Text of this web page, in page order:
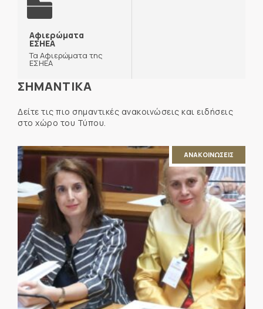
Αφιερώματα
ΕΣΗΕΑ
Τα Αφιερώματα της
ΕΣΗΕΑ
ΣΗΜΑΝΤΙΚΑ
Δείτε τις πιο σημαντικές ανακοινώσεις και ειδήσεις
στο χώρο του Τύπου.
ΑΝΑΚΟΙΝΩΣΕΙΣ